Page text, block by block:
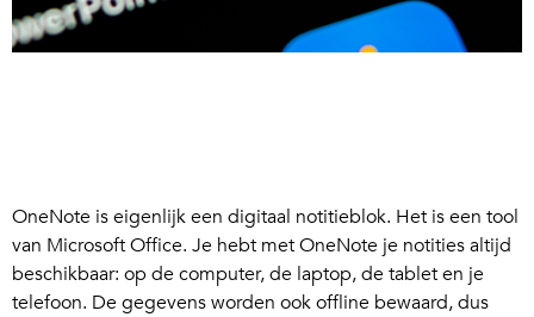
OneNote is eigenlijk een digitaal notitieblok. Het is een tool
van Microsoft Office. Je hebt met OneNote je notities altijd
beschikbaar: op de computer, de laptop, de tablet en je
telefoon. De gegevens worden ook offline bewaard, dus